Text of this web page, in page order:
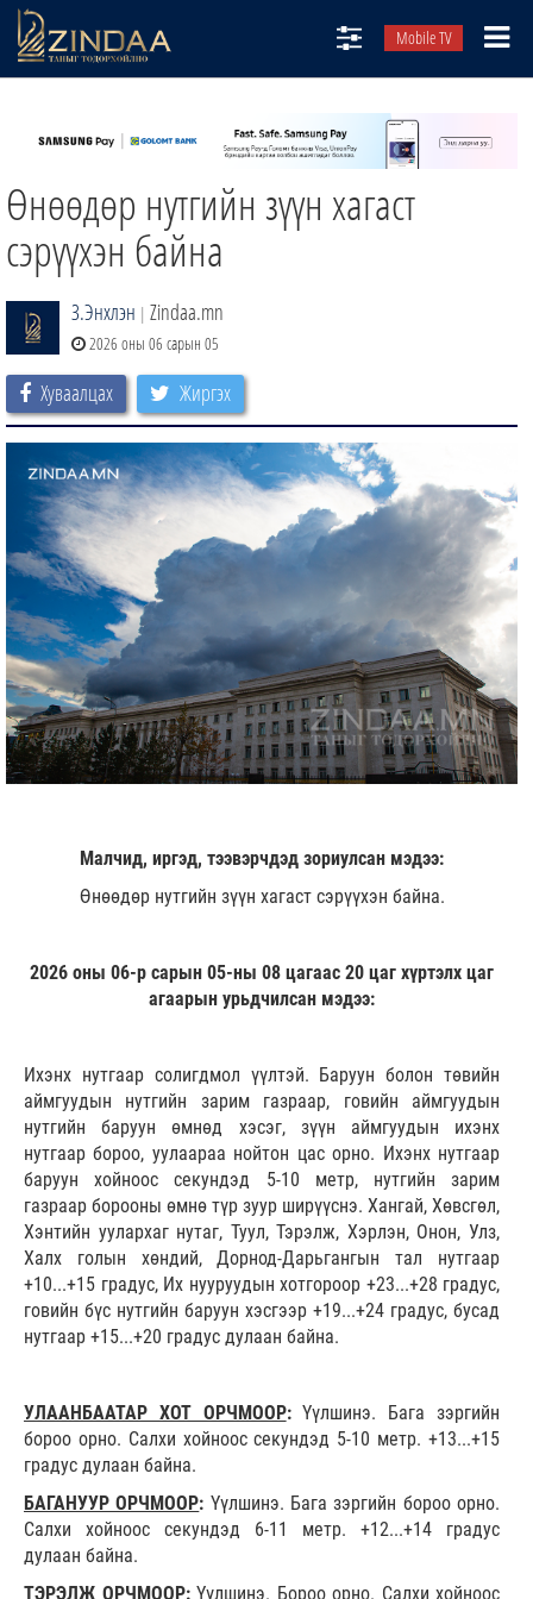
Mobile TV
ТВ8
ӨГЛӨӨНИЙ СОНИН
АУДИО ЗОХИОЛ
ЗИНДАА СЭТГҮҮЛ
Өнөөдөр нутгийн зүүн хагаст
сэрүүхэн байна
З.Энхлэн | Zindaa.mn
2026 оны 06 сарын 05
Хуваалцах Жиргэх
Малчид, иргэд, тээвэрчдэд зориулсан мэдээ:
Өнөөдөр нутгийн зүүн хагаст сэрүүхэн байна.
2026 оны 06-р сарын 05-ны 08 цагаас 20 цаг хүртэлх цаг
агаарын урьдчилсан мэдээ:
Ихэнх нутгаар солигдмол үүлтэй. Баруун болон төвийн
аймгуудын нутгийн зарим газраар, говийн аймгуудын
нутгийн баруун өмнөд хэсэг, зүүн аймгуудын ихэнх
нутгаар бороо, уулаараа нойтон цас орно. Ихэнх нутгаар
баруун хойноос секундэд 5-10 метр, нутгийн зарим
газраар борооны өмнө түр зуур ширүүснэ. Хангай, Хөвсгөл,
Хэнтийн уулархаг нутаг, Туул, Тэрэлж, Хэрлэн, Онон, Улз,
Халх голын хөндий, Дорнод-Дарьгангын тал нутгаар
+10...+15 градус, Их нууруудын хотгороор +23...+28 градус,
говийн бүс нутгийн баруун хэсгээр +19...+24 градус, бусад
нутгаар +15...+20 градус дулаан байна.
УЛААНБААТАР ХОТ ОРЧМООР:Үүлшинэ. Бага зэргийн
бороо орно. Салхи хойноос секундэд 5-10 метр. +13...+15
градус дулаан байна.
БАГАНУУР ОРЧМООР: Үүлшинэ. Бага зэргийн бороо орно.
Салхи хойноос секундэд 6-11 метр. +12...+14 градус
дулаан байна.
ТЭРЭЛЖ ОРЧМООР: Үүлшинэ. Бороо орно. Салхи хойноос